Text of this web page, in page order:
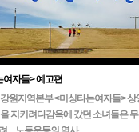
여자들> 예고편
원지역본부 <미싱타는여자들> 상
지키려다감옥에 갔던 소녀들은